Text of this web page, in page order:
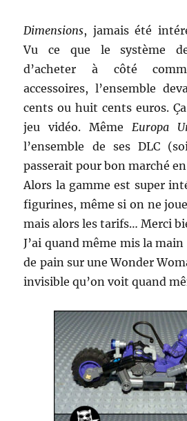
Dimensions, jamais été
Vu ce que le système
d’acheter à côté
accessoires, l’ensemble
cents ou huit cents euros.
jeu vidéo. Même Europa
l’ensemble de ses DLC
passerait pour bon marché
Alors la gamme est super
figurines, même si on ne
mais alors les tarifs… Merci
J’ai quand même mis la
de pain sur une Wonder
invisible qu’on voit quand